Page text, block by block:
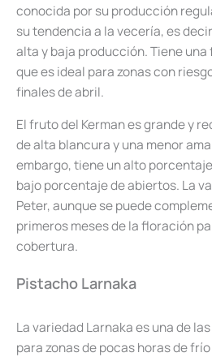
conocida por su producción
su tendencia a la vecería, es
alta y baja producción. Tiene
que es ideal para zonas con
finales de abril.
El fruto del Kerman es grande y
de alta blancura y una menor
embargo, tiene un alto
bajo porcentaje de abiertos. La
Peter, aunque se puede
primeros meses de la floración
cobertura.
Pistacho Larnaka
La variedad Larnaka es una de
para zonas de pocas horas de